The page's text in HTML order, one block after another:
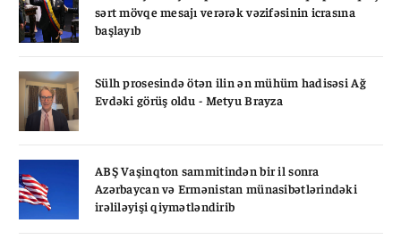
sərt mövqe mesajı verərək vəzifəsinin icrasına
başlayıb
Sülh prosesində ötən ilin ən mühüm hadisəsi Ağ
Evdəki görüş oldu - Metyu Brayza
ABŞ Vaşinqton sammitindən bir il sonra
Azərbaycan və Ermənistan münasibətlərindəki
irəliləyişi qiymətləndirib